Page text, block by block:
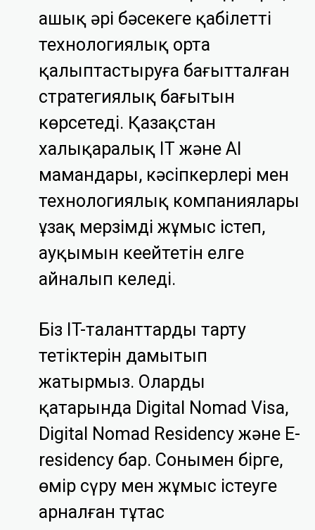
ашық әрі бәсекеге қабілетті
технологиялық орта
қалыптастыруға бағытталған
стратегиялық бағытын
көрсетеді. Қазақстан
халықаралық IT және AI
мамандары, кәсіпкерлері мен
технологиялық компаниялары
ұзақ мерзімді жұмыс істеп,
ауқымын кеңейтетін елге
айналып келеді.
Біз IT-таланттарды тарту
тетіктерін дамытып
жатырмыз. Олардың
қатарында Digital Nomad Visa,
Digital Nomad Residency және E-
residency бар. Сонымен бірге,
өмір сүру мен жұмыс істеуге
арналған тұтас